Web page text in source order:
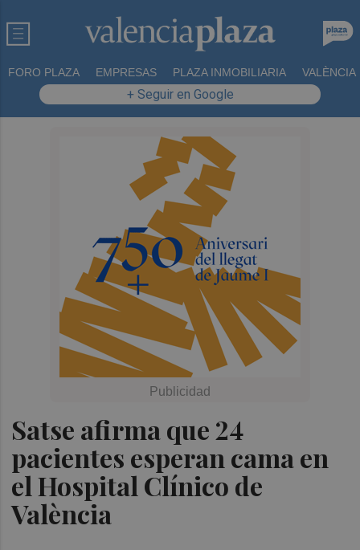
FORO PLAZA EMPRESAS PLAZA INMOBILIARIA VALÈNCIA
+ Seguir en Google
Satse afirma que 24
pacientes esperan cama en
el Hospital Clínico de
València